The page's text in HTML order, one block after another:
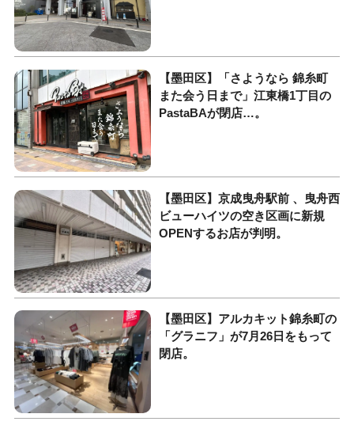
【墨田区】「さようなら 錦糸町
また会う日まで」江東橋1丁目の
PastaBAが閉店…。
【墨田区】京成曳舟駅前 、曳舟西
ビューハイツの空き区画に新規
OPENするお店が判明。
【墨田区】アルカキット錦糸町の
「グラニフ」が7月26日をもって
閉店。